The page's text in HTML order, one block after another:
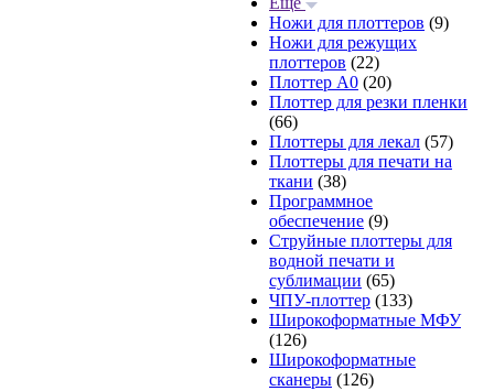
Ножи для плоттеров (9)
Ножи для режущих
плоттеров (22)
Плоттер А0 (20)
Плоттер для резки пленки
(66)
Плоттеры для лекал (57)
Плоттеры для печати на
ткани (38)
Программное
обеспечение (9)
Струйные плоттеры для
водной печати и
сублимации (65)
ЧПУ-плоттер (133)
Широкоформатные МФУ
(126)
Широкоформатные
сканеры (126)